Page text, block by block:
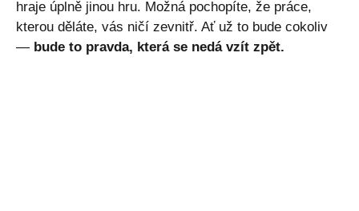
hraje úplně jinou hru. Možná pochopíte, že práce,
kterou děláte, vás ničí zevnitř. Ať už to bude cokoliv
— bude to pravda, která se nedá vzít zpět.